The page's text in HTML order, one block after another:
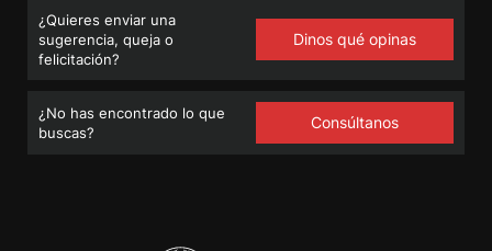
¿Quieres enviar una
sugerencia, queja o
felicitación?
Dinos qué opinas
¿No has encontrado lo que
buscas?
Consúltanos